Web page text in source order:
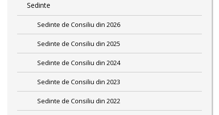
Sedinte
Sedinte de Consiliu din 2026
Sedinte de Consiliu din 2025
Sedinte de Consiliu din 2024
Sedinte de Consiliu din 2023
Sedinte de Consiliu din 2022